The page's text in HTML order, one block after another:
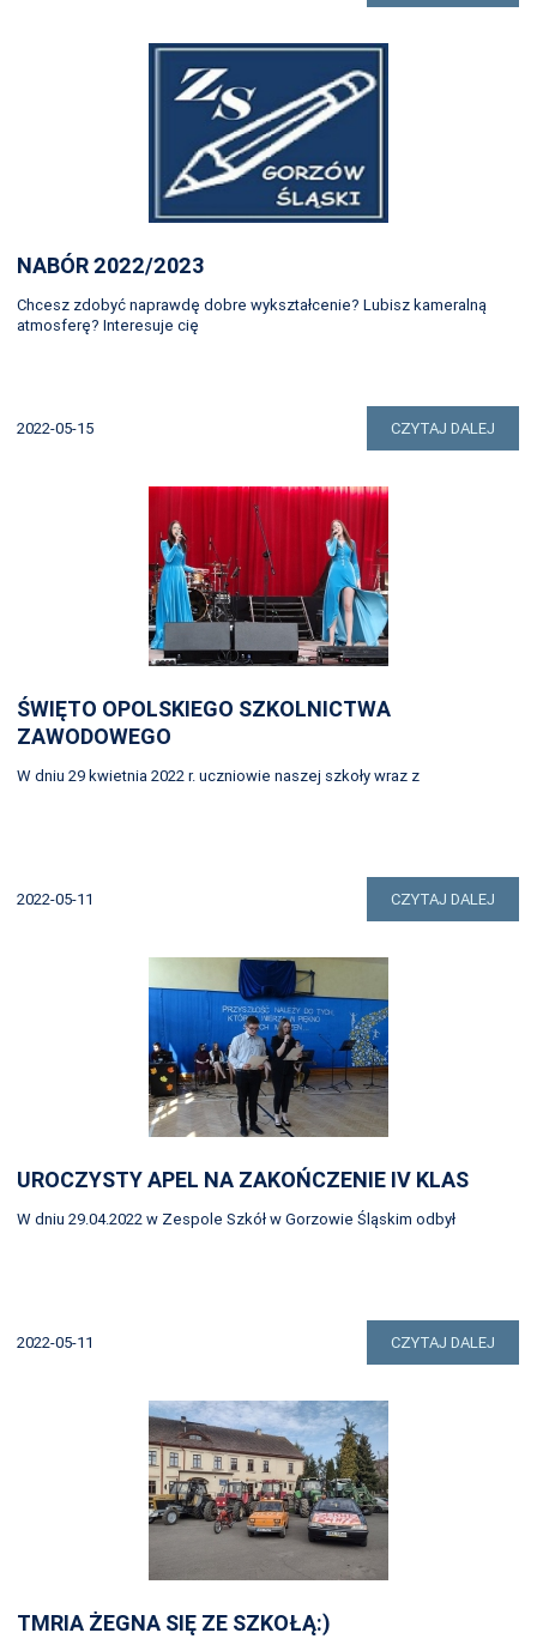
NABÓR 2022/2023
Chcesz zdobyć naprawdę dobre wykształcenie? Lubisz kameralną
atmosferę? Interesuje cię
2022-05-15 CZYTAJ DALEJ
ŚWIĘTO OPOLSKIEGO SZKOLNICTWA
ZAWODOWEGO
W dniu 29 kwietnia 2022 r. uczniowie naszej szkoły wraz z
2022-05-11 CZYTAJ DALEJ
UROCZYSTY APEL NA ZAKOŃCZENIE IV KLAS
W dniu 29.04.2022 w Zespole Szkół w Gorzowie Śląskim odbył
2022-05-11 CZYTAJ DALEJ
TMRIA ŻEGNA SIĘ ZE SZKOŁĄ:)